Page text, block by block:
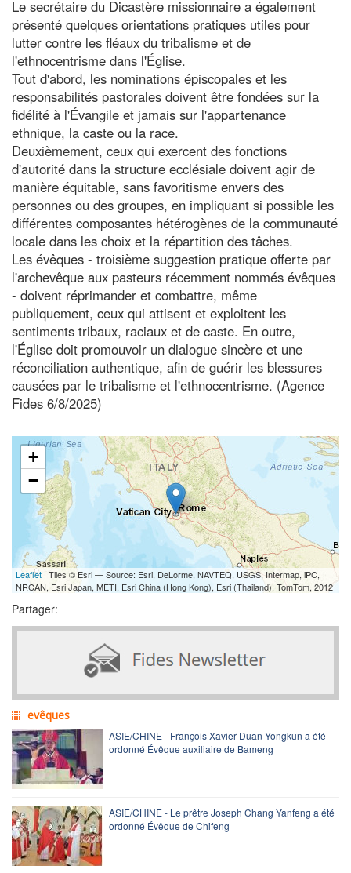
Le secrétaire du Dicastère missionnaire a également
présenté quelques orientations pratiques utiles pour
lutter contre les fléaux du tribalisme et de
l'ethnocentrisme dans l'Église.
Tout d'abord, les nominations épiscopales et les
responsabilités pastorales doivent être fondées sur la
fidélité à l'Évangile et jamais sur l'appartenance
ethnique, la caste ou la race.
Deuxièmement, ceux qui exercent des fonctions
d'autorité dans la structure ecclésiale doivent agir de
manière équitable, sans favoritisme envers des
personnes ou des groupes, en impliquant si possible les
différentes composantes hétérogènes de la communauté
locale dans les choix et la répartition des tâches.
Les évêques - troisième suggestion pratique offerte par
l'archevêque aux pasteurs récemment nommés évêques
- doivent réprimander et combattre, même
publiquement, ceux qui attisent et exploitent les
sentiments tribaux, raciaux et de caste. En outre,
l'Église doit promouvoir un dialogue sincère et une
réconciliation authentique, afin de guérir les blessures
causées par le tribalisme et l'ethnocentrisme. (Agence
Fides 6/8/2025)
+
−
Leaflet | Tiles © Esri — Source: Esri, DeLorme, NAVTEQ, USGS, Intermap, iPC,
NRCAN, Esri Japan, METI, Esri China (Hong Kong), Esri (Thailand), TomTom, 2012
Partager:
evêques
ASIE/CHINE - François Xavier Duan Yongkun a été
ordonné Évêque auxiliaire de Bameng
ASIE/CHINE - Le prêtre Joseph Chang Yanfeng a été
ordonné Évêque de Chifeng